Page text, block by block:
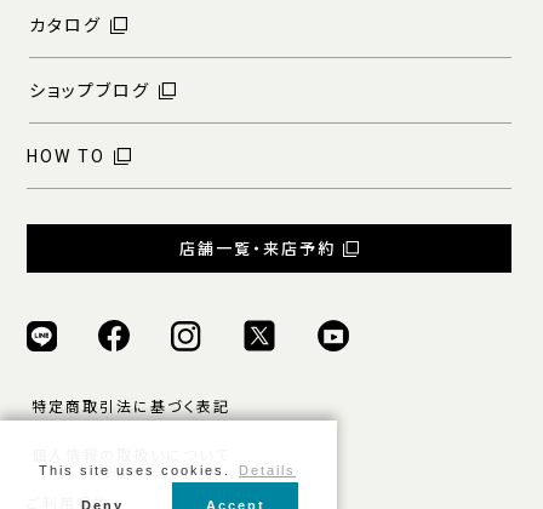
カタログ
ショップブログ
HOW TO
店舗一覧・来店予約
特定商取引法に基づく表記
ご利用規約
This site uses cookies. Details
Deny Accept